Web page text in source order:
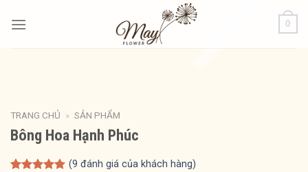
qua
0
TRANG CHỦ » SẢN PHẨM
Bông Hoa Hạnh Phúc
(9 đánh giá của khách hàng)